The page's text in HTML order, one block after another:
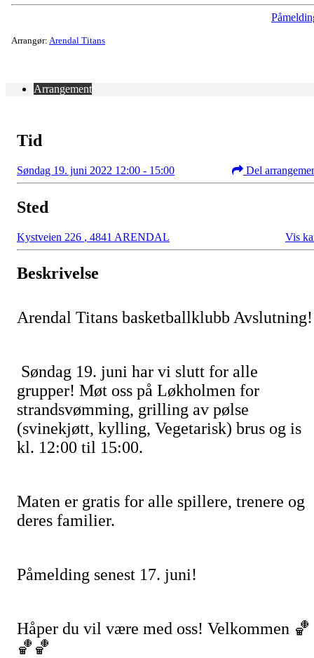
Arrangør: Arendal Titans
Arrangement
Tid
Søndag 19. juni 2022 12:00 - 15:00 Del
Sted
Kystveien 226 , 4841 ARENDAL Vis
Beskrivelse
Arendal Titans basketballklubb Avslutning!
Søndag 19. juni har vi slutt for alle
grupper! Møt oss på Løkholmen for
strandsvømming, grilling av pølse
(svinekjøtt, kylling, Vegetarisk) brus og is
kl. 12:00 til 15:00.
Maten er gratis for alle spillere, trenere og
deres familier.
Påmelding senest 17. juni!
Håper du vil være med oss! Velkommen 🏀
🏀🏀